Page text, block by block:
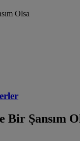
Olsa
Bir Şansım